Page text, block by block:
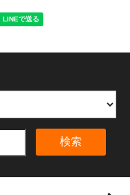
検索